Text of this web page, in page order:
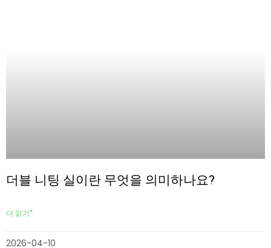
더블 니팅 실이란 무엇을 의미하나요?
더 읽기"
2026-04-10